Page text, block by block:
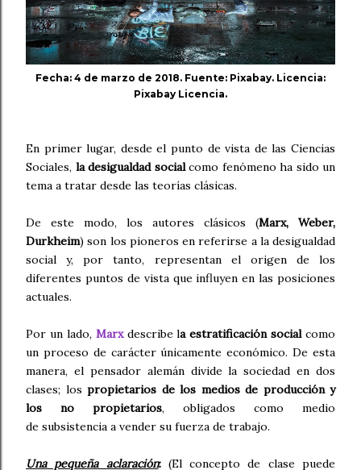
Fecha: 4 de marzo de 2018. Fuente: Pixabay. Licencia:
Pixabay Licencia.
En primer lugar, desde el punto de vista de las Ciencias
Sociales, la desigualdad socialcomo fenómeno ha sido un
tema a tratar desde las teorías clásicas.
De este modo, los autores clásicos (Marx, Weber,
Durkheim) son los pioneros en referirse a la desigualdad
social y, por tanto, representan el origen de los
diferentes puntos de vista que influyen en las posiciones
actuales.
Por un lado, Marxdescribe la estratificación socialcomo
un proceso de carácter únicamente económico. De esta
manera, el pensador alemán divide la sociedad en dos
clases; los propietarios de los medios de producción y
los no propietarios, obligados como medio
de subsistencia a vender su fuerza de trabajo.
Una pequeña aclaración: (El concepto de clase puede